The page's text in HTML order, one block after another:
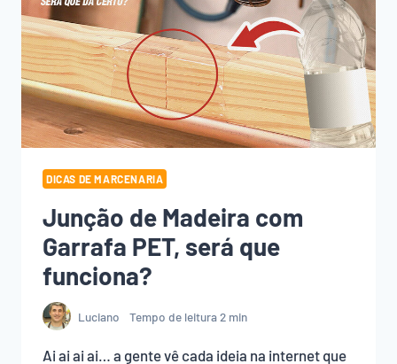
DICAS DE MARCENARIA
Junção de Madeira com
Garrafa PET, será que
funciona?
Luciano Tempo de leitura2 min
Ai ai ai ai… a gente vê cada ideia na internet que